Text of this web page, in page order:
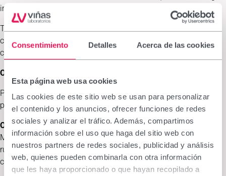
Consentimiento Detalles Acerca de las cookies
Esta página web usa cookies
Las cookies de este sitio web se usan para personalizar
el contenido y los anuncios, ofrecer funciones de redes
sociales y analizar el tráfico. Además, compartimos
información sobre el uso que haga del sitio web con
nuestros partners de redes sociales, publicidad y análisis
web, quienes pueden combinarla con otra información
que les haya proporcionado o que hayan recopilado a
importants avenços.
Tanmateix, el problema de la malnutrició infantil a Nikki
continua tenint una magnitud notable i requereix una acció
continuada.
Objectius del projecte
Per pal·liar aquesta situació, el projecte d’OAN International es
planteja dos objectius principals:
Objectiu general:
Millorar l’estat nutricional i de salut dels infants de les zones
rurals de la comuna de Nikki mitjançant el reforç de les
capacitats familiars i comunitàries.